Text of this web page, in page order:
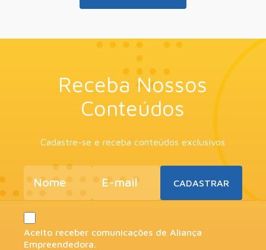
Receba Nossos
Conteúdos
Cadastre-se e receba conteúdos exclusivos
Aceito receber comunicações de Aliança
Empreendedora.